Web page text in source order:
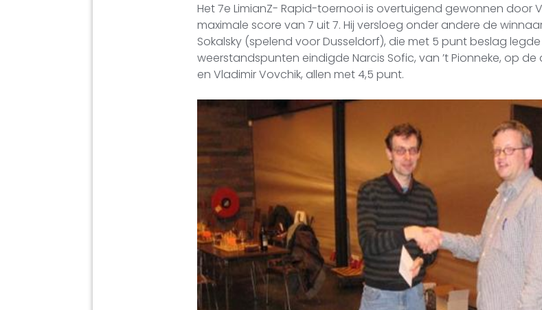
Het 7e LimianZ- Rapid-toernooi is overtuigend gewonnen door
maximale score van 7 uit 7. Hij versloeg onder andere de
Sokalsky (spelend voor Dusseldorf), die met 5 punt beslag
weerstandspunten eindigde Narcis Sofic, van ’t Pionneke, op
en Vladimir Vovchik, allen met 4,5 punt.